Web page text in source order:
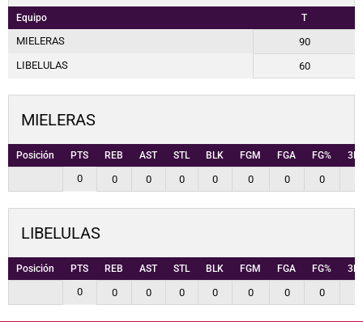
Equipo T
MIELERAS
90
LIBELULAS
60
MIELERAS
Posición PTS REB AST STL BLK FGM FGA FG%
0 0 0 0 0 0 0 0
LIBELULAS
Posición PTS REB AST STL BLK FGM FGA FG%
0 0 0 0 0 0 0 0